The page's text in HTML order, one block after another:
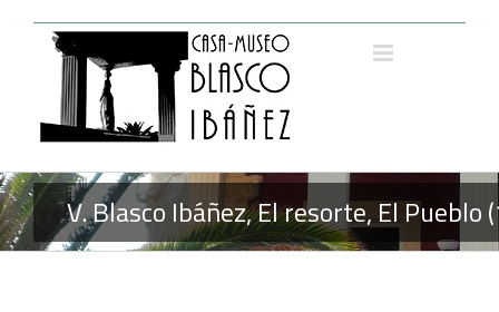
contenido
V. Blasco Ibáñez, El resorte, El